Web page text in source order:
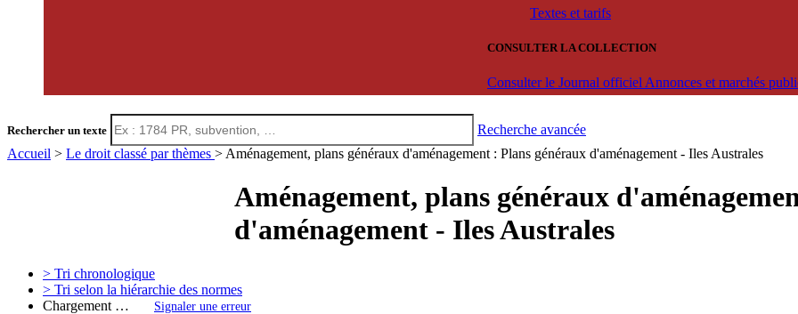
Textes et tarifs
CONSULTER LA COLLECTION
Consulter le Journal officiel Annonces et marchés
Rechercher un texte
Recherche avancée
Accueil > Le droit classé par thèmes > Aménagement, plans généraux d'aménagement : Plans généraux d'aménagement - Iles Australes
Aménagement, plans généraux
d'aménagement - Iles Australes
> Tri chronologique
> Tri selon la hiérarchie des normes
Chargement …
Signaler une erreur